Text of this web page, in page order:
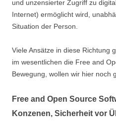
und unzensierter Zugriff zu
Internet) ermöglicht wird,
Situation der Person.
Viele Ansätze in diese Richtung
im wesentlichen die Free and
Bewegung, wollen wir hier noch
Free and Open Source
Konzenen, Sicherheit vor